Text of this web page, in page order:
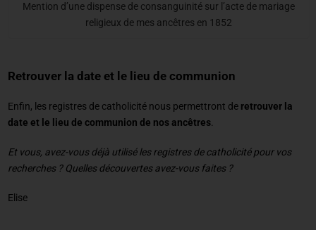
Mention d’une dispense de consanguinité sur l’acte de mariage
religieux de mes ancêtres en 1852
Retrouver la date et le lieu de communion
Enfin, les registres de catholicité nous permettront de retrouver la
date et le lieu de communion de nos ancêtres.
Et vous, avez-vous déjà utilisé les registres de catholicité pour vos
recherches ? Quelles découvertes avez-vous faites ?
Elise